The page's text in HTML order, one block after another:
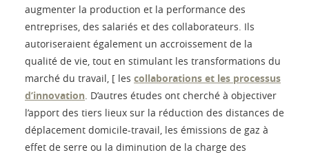
augmenter la production et la performance des
entreprises, des salariés et des collaborateurs. Ils
autoriseraient également un accroissement de la
qualité de vie, tout en stimulant les transformations du
marché du travail, [ les collaborations et les processus
d’innovation. D’autres études ont cherché à objectiver
l’apport des tiers lieux sur la réduction des distances de
déplacement domicile-travail, les émissions de gaz à
effet de serre ou la diminution de la charge des